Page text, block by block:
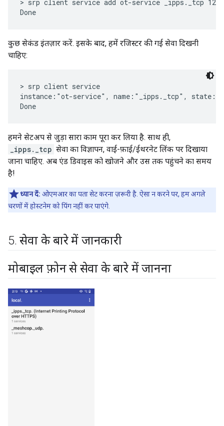
> srp client service add ot-service _ipps._tcp
कुछ सेकंड इंतज़ार करें. इसके बाद, हमें रजिस्टर की गई सेवा दिखनी
चाहिए:
> srp client service
instance:"ot-service", name:"_ipps._tcp",
हमने सेटअप से जुड़ा सारा काम पूरा कर लिया है. साथ ही,
_ipps._tcp सेवा का विज्ञापन, वाई-फ़ाई/ईथरनेट लिंक पर दिखाया
जाना चाहिए. अब एंड डिवाइस को खोजने और उस तक पहुंचने का समय
है!
ध्यान दें: ओएमआर का पता सेट करना ज़रूरी है. ऐसा न करने पर, हम अगले
चरणों में होस्टनेम को पिंग नहीं कर पाएंगे.
5. सेवा के बारे में जानकारी
मोबाइल फ़ोन से सेवा के बारे में जानना